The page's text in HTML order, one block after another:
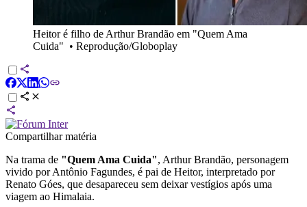
Heitor é filho de Arthur Brandão em "Quem Ama
Cuida" • Reprodução/Globoplay
Compartilhar matéria
Na trama de "Quem Ama Cuida", Arthur Brandão, personagem
vivido por Antônio Fagundes, é pai de Heitor, interpretado por
Renato Góes, que desapareceu sem deixar vestígios após uma
viagem ao Himalaia.